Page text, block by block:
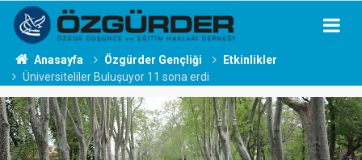
Anasayfa Özgürder Gençliği
Etkinlikler
Üniversiteliler Buluşuyor 11 sona erdi